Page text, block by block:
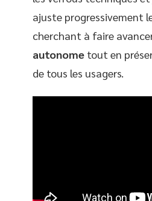
ajuste progressivement
cherchant à faire
autonome tout en
de tous les usagers.